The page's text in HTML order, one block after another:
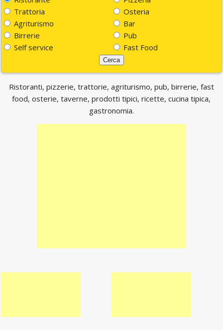
Trattoria
Osteria
Agriturismo
Bar
Birrerie
Pub
Self service
Fast Food
Ristoranti, pizzerie, trattorie, agriturismo, pub, birrerie, fast
food, osterie, taverne, prodotti tipici, ricette, cucina tipica,
gastronomia.